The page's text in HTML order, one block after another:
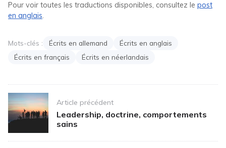
Pour voir toutes les traductions disponibles, consultez le post
en anglais.
Mots-clés : Écrits en allemand
Écrits en anglais
Écrits en français
Écrits en néerlandais
Post
navigation
Article précédent
Leadership, doctrine, comportements
sains